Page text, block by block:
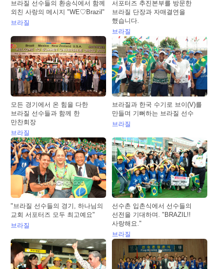
브라질 선수들의 환송식에서 함께
외친 사랑의 메시지 "WE♡Brazil"
브라질
서포터즈 추진본부를 방문한
브라질 단장과 자매결연을
했습니다.
브라질
모든 경기에서 온 힘을 다한
브라질 선수들과 함께 한
만찬회장
브라질
브라질과 한국 수기로 브이(V)를
만들며 기뻐하는 브라질 선수
브라질
"브라질 선수들의 경기, 하나님의
교회 서포터즈 모두 최고예요"
브라질
선수촌 입촌식에서 선수들의
선전을 기대하며. "BRAZIL!!
사랑해요."
브라질